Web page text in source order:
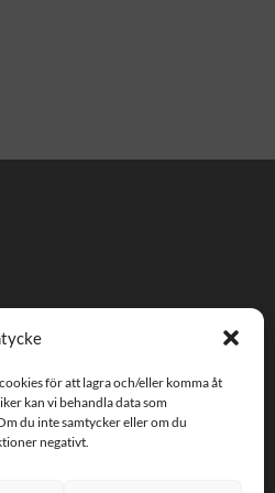
för att lagra och/eller komma åt
kan vi behandla data som
du inte samtycker eller om du
negativt.